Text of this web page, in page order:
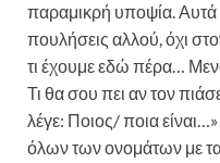
παραμικρή υποψία. Αυτά
πουλήσεις αλλού, όχι
τι έχουμε εδώ πέρα…
Τι θα σου πει αν τον
λέγε: Ποιος/ ποια
όλων των ονομάτων με